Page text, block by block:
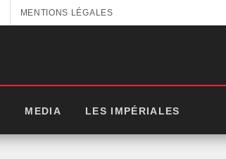
MENTIONS LÉGALES
MEDIA LES IMPÉRIALES